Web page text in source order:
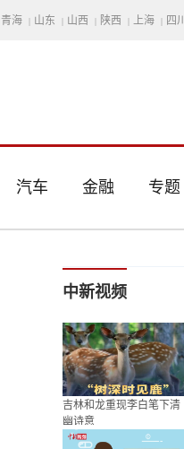
青海 | 山东 | 山西 | 陕西 | 上海 | 四川
汽车 金融 专题
中新视频
吉林和龙重现李白笔下清
幽诗意